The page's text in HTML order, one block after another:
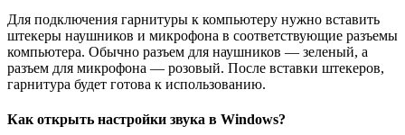
Для подключения гарнитуры к компьютеру нужно вставить
штекеры наушников и микрофона в соответствующие разъемы
компьютера. Обычно разъем для наушников — зеленый, а
разъем для микрофона — розовый. После вставки штекеров,
гарнитура будет готова к использованию.
Как открыть настройки звука в Windows?